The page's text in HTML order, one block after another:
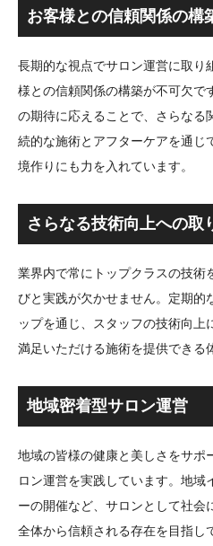
お客様との信頼関係の構
長期的な視点でサロン運営に取り
様との信頼関係の構築が不可欠で
の期待に応えることで、さらなる
続的な施術とアフターケアを通じ
境作りにも力を入れています。
さらなる技術向上への取
業界内で常にトップクラスの技術
びと実践が欠かせません。定期的
ップを通じ、スタッフの技術向上
満足いただける施術を提供できる
地域密着型サロン運営
地域の皆様の健康と美しさをサポ
ロン運営を実践しています。地域
ーの開催など、サロンとして社会
全体から信頼される存在を目指し